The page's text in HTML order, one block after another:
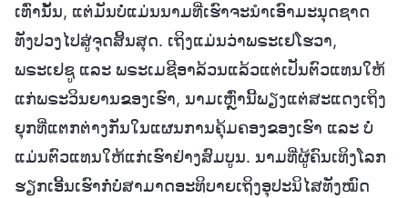
ເທົ່ານັ້ນ, ແຕ່ມັນບໍ່ແມ່ນນາມທີ່ເຮົາຈະນຳເອົາມະນຸດຊາດ
ທັງປວງໄປສູ່ຈຸດສິ້ນສຸດ. ເຖິງແມ່ນວ່າພຣະເຢໂຮວາ,
ພຣະເຢຊູ ແລະ ພຣະເມຊີອາລ້ວນແລ້ວແຕ່ເປັນຕົວແທນໃຫ້
ແກ່ພຣະວິນຍານຂອງເຮົາ, ນາມເຫຼົ່ານີ້ພຽງແຕ່ສະແດງເຖິງ
ຍຸກທີ່ແຕກຕ່າງກັນໃນແຜນການຄຸ້ມຄອງຂອງເຮົາ ແລະ ບໍ່
ແມ່ນຕົວແທນໃຫ້ແກ່ເຮົາຢ່າງສົມບູນ. ນາມທີ່ຜູ້ຄົນເທິງໂລກ
ຮຽກເອີ້ນເຮົາກໍ່ບໍ່ສາມາດອະທິບາຍເຖິງອຸປະນິໄສທັງໝົດ